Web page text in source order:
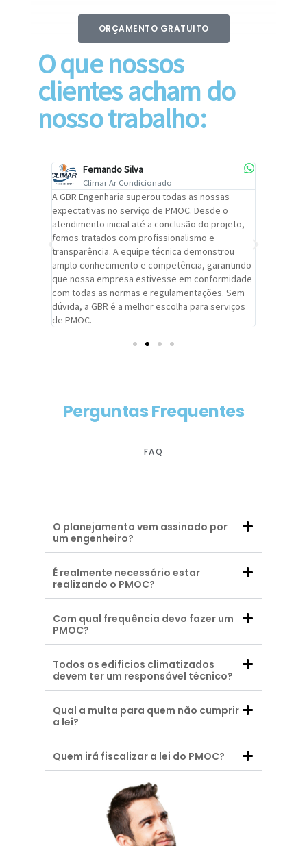
ORÇAMENTO GRATUITO
O que nossos
clientes acham do
nosso trabalho:
Fernando Silva
Climar Ar Condicionado
A GBR Engenharia superou todas as nossas
expectativas no serviço de PMOC. Desde o
atendimento inicial até a conclusão do projeto,
fomos tratados com profissionalismo e
transparência. A equipe técnica demonstrou
amplo conhecimento e competência, garantindo
que nossa empresa estivesse em conformidade
com todas as normas e regulamentações. Sem
dúvida, a GBR é a melhor escolha para serviços
de PMOC.
Perguntas Frequentes
FAQ
O planejamento vem assinado por
um engenheiro?
É realmente necessário estar
realizando o PMOC?
Com qual frequência devo fazer um
PMOC?
Todos os edificios climatizados
devem ter um responsável técnico?
Qual a multa para quem não cumprir
a lei?
Quem irá fiscalizar a lei do PMOC?